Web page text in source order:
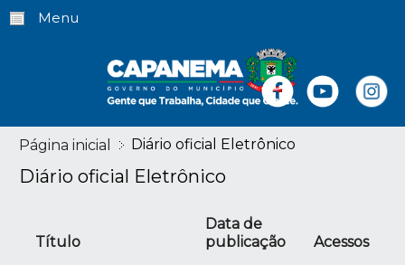
Menu
Página inicial Diário oficial Eletrônico
Diário oficial Eletrônico
Título
Data de
publicação
Acessos